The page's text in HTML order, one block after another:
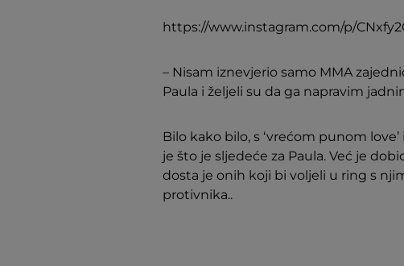
https://www.instagram.com/p/
– Nisam iznevjerio samo MMA
Paula i željeli su da ga napravim
Bilo kako bilo, s ‘vrećom punom
je što je sljedeće za Paula. Već je
dosta je onih koji bi voljeli u ring s
protivnika..